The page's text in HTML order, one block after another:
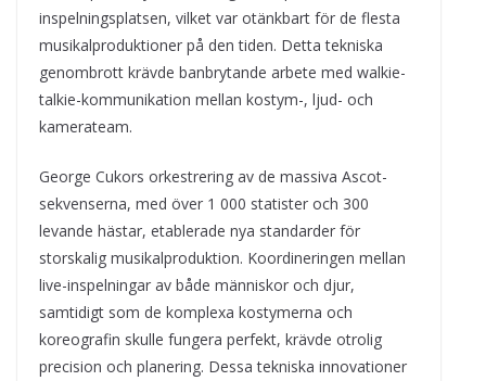
inspelningsplatsen, vilket var otänkbart för de flesta
musikalproduktioner på den tiden. Detta tekniska
genombrott krävde banbrytande arbete med walkie-
talkie-kommunikation mellan kostym-, ljud- och
kamerateam.
George Cukors orkestrering av de massiva Ascot-
sekvenserna, med över 1 000 statister och 300
levande hästar, etablerade nya standarder för
storskalig musikalproduktion. Koordineringen mellan
live-inspelningar av både människor och djur,
samtidigt som de komplexa kostymerna och
koreografin skulle fungera perfekt, krävde otrolig
precision och planering. Dessa tekniska innovationer